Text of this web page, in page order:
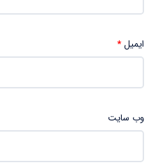
ایمیل*
وب‌ سایت